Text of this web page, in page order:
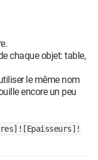
chaque objet: table,
le même nom
encore un peu